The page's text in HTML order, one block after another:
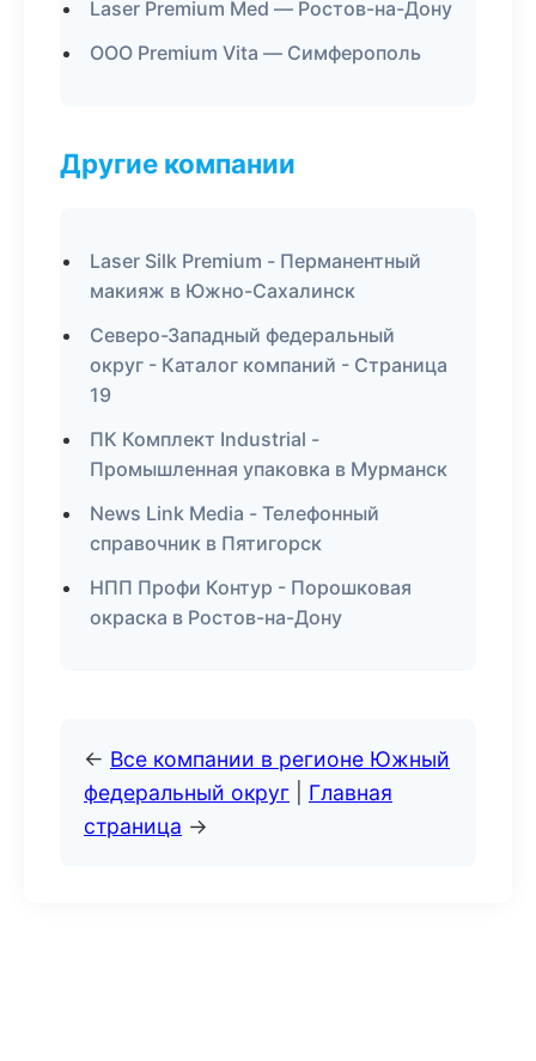
Laser Premium Med — Ростов-на-Дону
ООО Premium Vita — Симферополь
Другие компании
Laser Silk Premium - Перманентный
макияж в Южно-Сахалинск
Северо-Западный федеральный
округ - Каталог компаний - Страница
19
ПК Комплект Industrial -
Промышленная упаковка в Мурманск
News Link Media - Телефонный
справочник в Пятигорск
НПП Профи Контур - Порошковая
окраска в Ростов-на-Дону
← Все компании в регионе Южный
федеральный округ
Главная
страница →